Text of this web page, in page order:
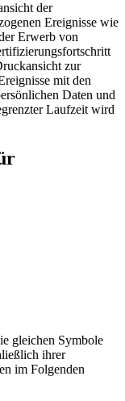
der
Ereignisse wie
Erwerb von
zur
mit den
Daten und
Laufzeit wird
gleichen Symbole
ihrer
im Folgenden